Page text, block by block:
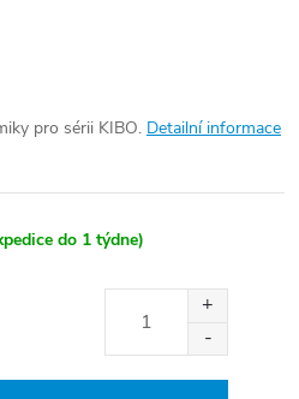
pro sérii KIBO. Detailní informace
do 1 týdne)